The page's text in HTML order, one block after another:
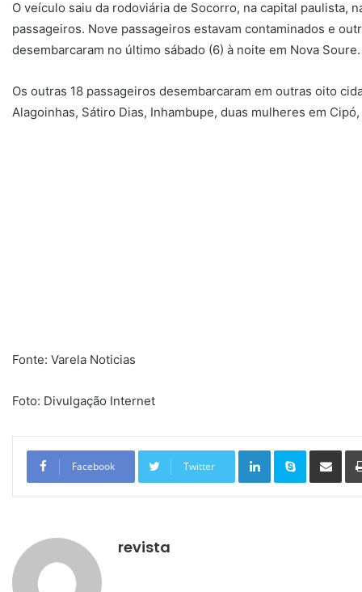
O veículo saiu da rodoviária de Socorro, na capital paulista,
passageiros. Nove passageiros estavam contaminados e
desembarcaram no último sábado (6) à noite em Nova Soure.
Os outras 18 passageiros desembarcaram em outras oito
Alagoinhas, Sátiro Dias, Inhambupe, duas mulheres em
Fonte: Varela Noticias
Foto: Divulgação Internet
Facebook Twitter
Linkedin Skype
revista